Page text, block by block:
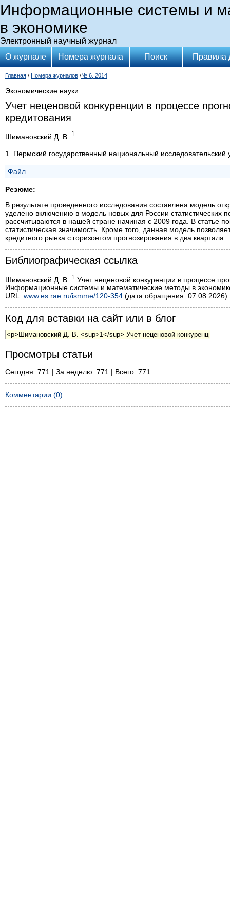
Информационные системы и
в экономике
Электронный научный журнал
О журнале
Номера журнала Поиск Правила
Главная / Номера журналов /№ 6, 2014
Экономические науки
Учет неценовой конкуренции в процессе
кредитования
Шимановский Д. В. 1
1. Пермский государственный национальный исследовательский
Файл
Резюме:
В результате проведенного исследования составлена модель
уделено включению в модель новых для России статистических
рассчитываются в нашей стране начиная с 2009 года. В статье
статистическая значимость. Кроме того, данная модель
кредитного рынка с горизонтом прогнозирования в два квартала.
Библиографическая ссылка
Шимановский Д. В. 1 Учет неценовой конкуренции в процессе
Информационные системы и математические методы в
URL: www.es.rae.ru/ismme/120-354 (дата обращения: 07.08.2026).
Код для вставки на сайт или в блог
Просмотры статьи
Сегодня: 771 | За неделю: 771 | Всего: 771
Комментарии (0)